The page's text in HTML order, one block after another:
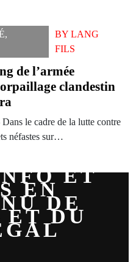
,
BYLANG
FILS
de l’armée
clandestin
le cadre de la lutte contre
néfastes sur…
ET
EN
DE
ET DU